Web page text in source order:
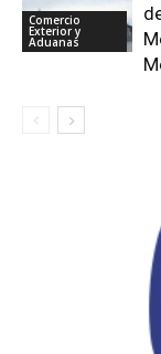
Comercio
Exterior y
Aduanas